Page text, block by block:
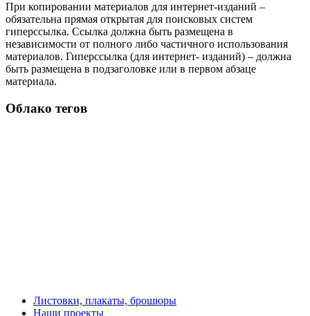
При копировании материалов для интернет-изданий –
обязательна прямая открытая для поисковых систем
гиперссылка. Ссылка должна быть размещена в
независимости от полного либо частичного использования
материалов. Гиперссылка (для интернет- изданий) – должна
быть размещена в подзаголовке или в первом абзаце
материала.
Облако тегов
Листовки, плакаты, брошюры
Наши проекты